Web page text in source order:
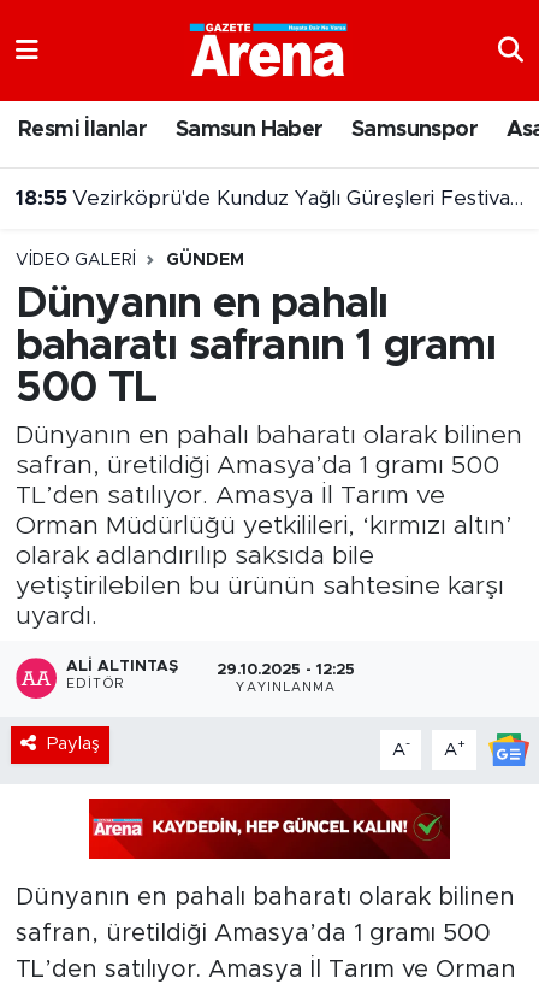
Resmi İlanlar Samsun Haber Samsunspor
18:55 Vezirköprü'de Kunduz Yağlı Güreşleri Festivali başladı
VIDEO GALERI GÜNDEM
Dünyanın en pahalı
baharatı safranın 1 gramı
500 TL
Dünyanın en pahalı baharatı olarak bilinen
safran, üretildiği Amasya’da 1 gramı 500
TL’den satılıyor. Amasya İl Tarım ve
Orman Müdürlüğü yetkilileri, ‘kırmızı altın’
olarak adlandırılıp saksıda bile
yetiştirilebilen bu ürünün sahtesine karşı
uyardı.
ALI ALTINTAŞ
EDITÖR
29.10.2025 - 12:25
YAYINLANMA
Paylaş A- A+
Dünyanın en pahalı baharatı olarak bilinen
safran, üretildiği Amasya’da 1 gramı 500
TL’den satılıyor. Amasya İl Tarım ve Orman
Samsun Namaz Vakitleri
Süper Lig Puan Durumu ve Fikstür
Tüm Manşetler
Son Dakika Haberleri
Haber Arşivi